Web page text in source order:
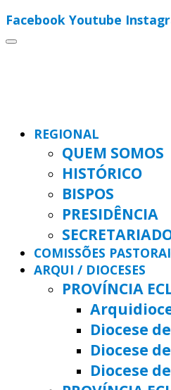
Facebook Youtube
REGIONAL
QUEM SOMOS
HISTÓRICO
BISPOS
PRESIDÊNCIA
COMISSÕES
ARQUI / DIOCESES
PROVÍNCIA
Diocese
Diocese
Diocese